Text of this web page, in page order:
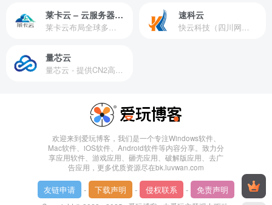
莱卡云 – 云服务器提供商
莱卡云布局全球多个地理区域。提供服务有：境外云服务器、国内云服务器、独立服务器、服务器托管、CDN、SSL证书、游戏服务器等业务。
速科云
快云科技（四川网联快云科技有限公司）成立于2021年，主营互联网业务平台服务提供商。公司专注为用户提供低价高性能云计算产品，致力于云计算应用的易用性开发，并引导云计算在国内普及
量芯云
量芯云 - 提供CN2高速香港美国云服务器&专业高防服务器租用等云服务器供应商
欢迎来到爱玩博客，我们是一个专注Windows软件、
Mac软件、iOS软件、Android软件等内容分享。致力分
享应用软件、游戏应用、砸壳应用、破解版应用、去广
告应用，更多优质资源尽在bk.luvwan.com
友链申请 - 下载声明 - 侵权联系 - 免责声明